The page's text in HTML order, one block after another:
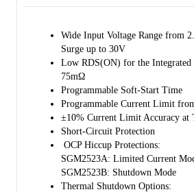
Wide Input Voltage Range from
Surge up to 30V
Low RDS(ON) for the Integrated
75mΩ
Programmable Soft-Start Time
Programmable Current Limit
±10% Current Limit Accuracy
Short-Circuit Protection
OCP Hiccup Protections:
SGM2523A: Limited Current
SGM2523B: Shutdown Mode
Thermal Shutdown Options: